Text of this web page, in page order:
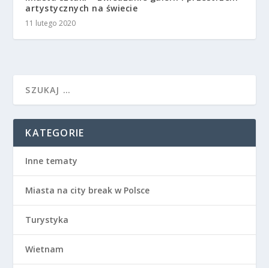
artystycznych na świecie
11 lutego 2020
KATEGORIE
Inne tematy
Miasta na city break w Polsce
Turystyka
Wietnam